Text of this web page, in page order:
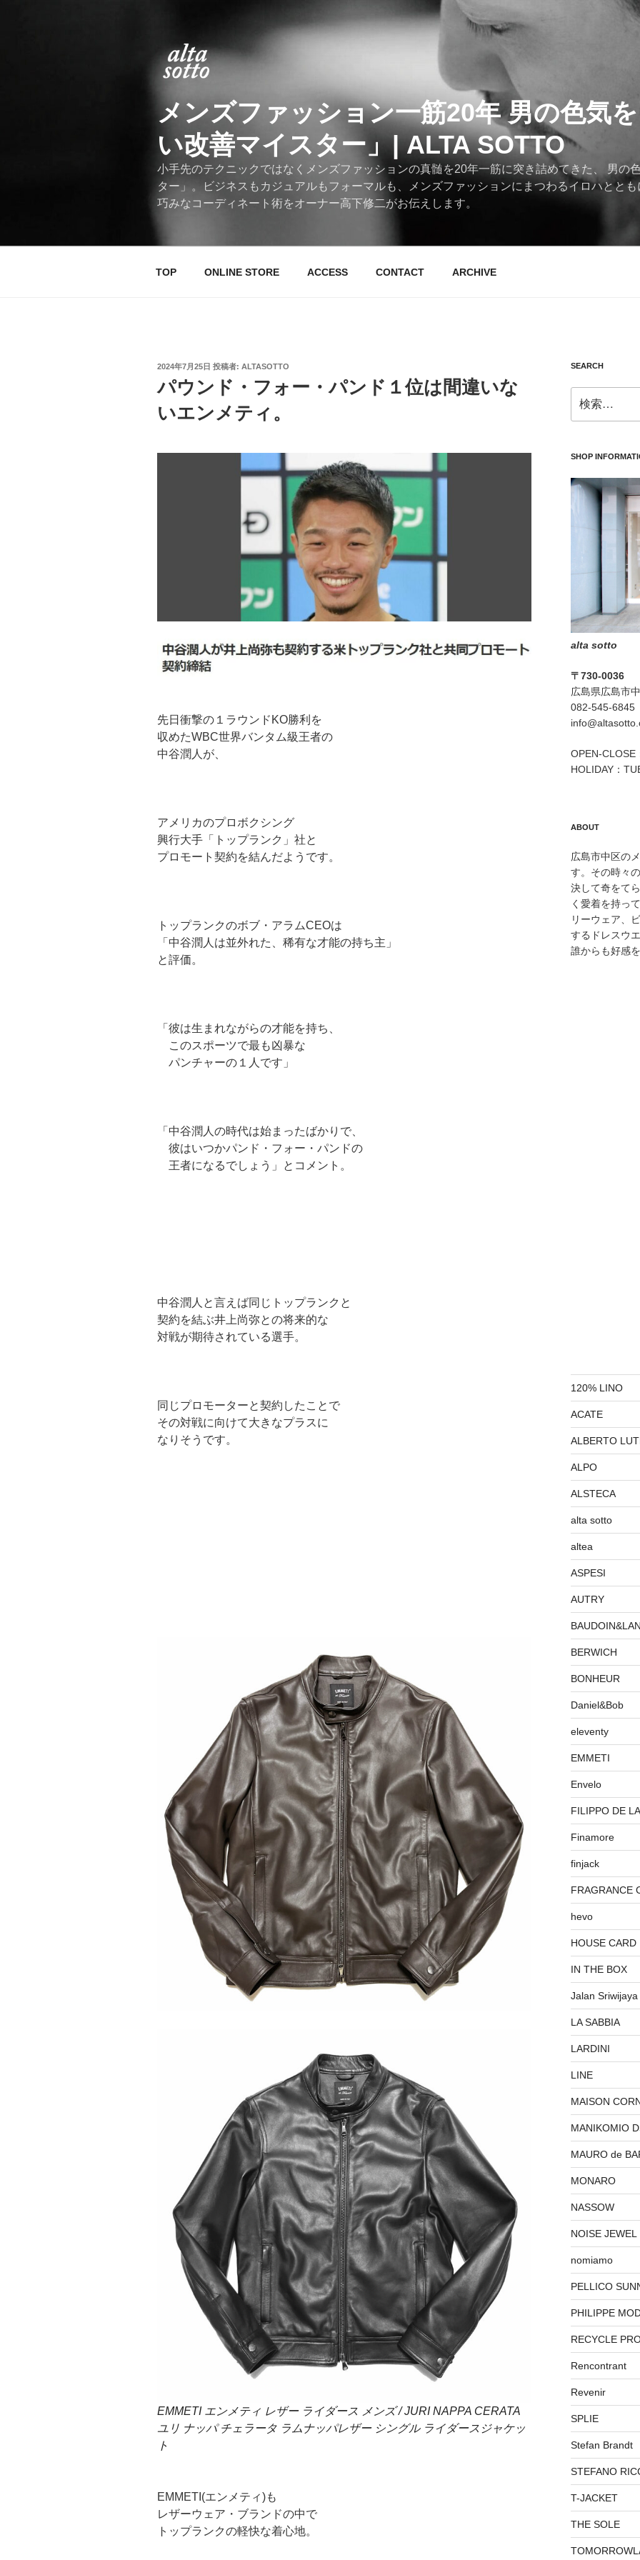
メンズファッション一筋20年 男の色気
い改善マイスター」| ALTA SOTTO
小手先のテクニックではなくメンズファッションの真髄を20年一筋に突き詰めてきた、 男の
ター」。ビジネスもカジュアルもフォーマルも、メンズファッションにまつわるイロハとと
巧みなコーディネート術をオーナー高下修二がお伝えします。
TOP ONLINE STORE ACCESS CONTACT ARCHIVE
投
日:
2024年7月25日 投稿者: ALTASOTTO
パウンド・フォー・パンド１位は間違いな
いエンメティ。
先日衝撃の１ラウンドKO勝利を
収めたWBC世界バンタム級王者の
中谷潤人が、
アメリカのプロボクシング
興行大手「トップランク」社と
プロモート契約を結んだようです。
トップランクのボブ・アラムCEOは
「中谷潤人は並外れた、稀有な才能の持ち主」
と評価。
「彼は生まれながらの才能を持ち、
このスポーツで最も凶暴な
パンチャーの１人です」
「中谷潤人の時代は始まったばかりで、
彼はいつかパンド・フォー・パンドの
王者になるでしょう」とコメント。
中谷潤人と言えば同じトップランクと
契約を結ぶ井上尚弥との将来的な
対戦が期待されている選手。
同じプロモーターと契約したことで
その対戦に向けて大きなプラスに
なりそうです。
EMMETI エンメティ レザー ライダース メンズ / JURI NAPPA CERATA
ユリ ナッパ チェラータ ラムナッパレザー シングル ライダースジャケッ
ト
EMMETI(エンメティ)も
レザーウェア・ブランドの中で
トップランクの軽快な着心地。
SEARCH
索:
SHOP
alta sotto
〒730-0036
広島県広島市
082-545-6845
OPEN-CLOSE
HOLIDAY：
ABOUT
広島市中区の
す。その時々
決して奇をて
く愛着を持っ
リーウェア、
するドレスウ
誰からも好感
120% LINO
ACATE
ALBERTO
ALPO
ALSTECA
alta sotto
altea
ASPESI
AUTRY
BERWICH
BONHEUR
Daniel&Bob
eleventy
EMMETI
Envelo
FILIPPO DE
Finamore
finjack
FRAGRANCE
hevo
HOUSE CARD
IN THE BOX
Jalan Sriwijaya
LA SABBIA
LARDINI
LINE
MAISON
MANIKOMIO
MAURO de
MONARO
NASSOW
NOISE JEWEL
nomiamo
PELLICO
PHILIPPE
RECYCLE
Rencontrant
Revenir
SPLIE
Stefan Brandt
STEFANO
T-JACKET
THE SOLE